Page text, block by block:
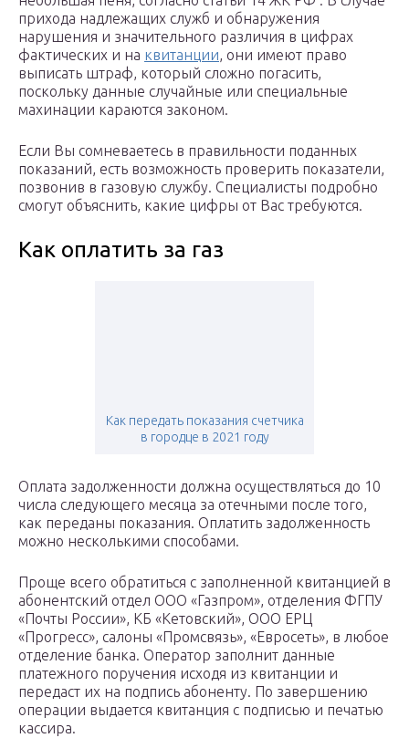
прихода надлежащих служб и обнаружения
нарушения и значительного различия в цифрах
фактических и на квитанции, они имеют право
выписать штраф, который сложно погасить,
поскольку данные случайные или специальные
махинации караются законом.
Если Вы сомневаетесь в правильности поданных
показаний, есть возможность проверить показатели,
позвонив в газовую службу. Специалисты подробно
смогут объяснить, какие цифры от Вас требуются.
Как оплатить за газ
Как передать показания счетчика
в городце в 2021 году
Оплата задолженности должна осуществляться до 10
числа следующего месяца за отечными после того,
как переданы показания. Оплатить задолженность
можно несколькими способами.
Проще всего обратиться с заполненной квитанцией в
абонентский отдел ООО «Газпром», отделения ФГПУ
«Почты России», КБ «Кетовский», ООО ЕРЦ
«Прогресс», салоны «Промсвязь», «Евросеть», в любое
отделение банка. Оператор заполнит данные
платежного поручения исходя из квитанции и
передаст их на подпись абоненту. По завершению
операции выдается квитанция с подписью и печатью
кассира.